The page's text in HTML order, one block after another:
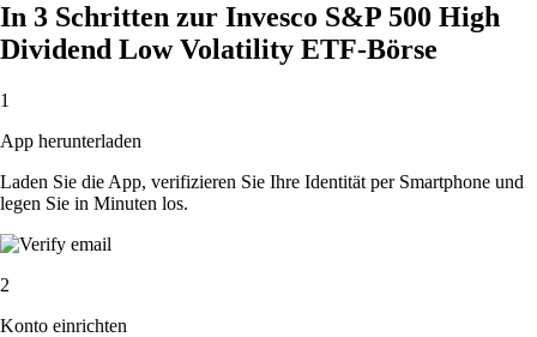
In 3 Schritten zur Invesco S&P 500 High
Dividend Low Volatility ETF-Börse
1
App herunterladen
Laden Sie die App, verifizieren Sie Ihre Identität per Smartphone und
legen Sie in Minuten los.
2
Konto einrichten